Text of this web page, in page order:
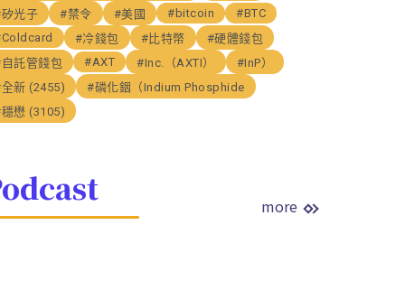
光子
#禁令 #美國 #bitcoin
#BTC
#冷錢包 #比特幣
#硬體錢包
託管錢包
#AXT #Inc.（AXTI）
#InP）
新 (2455)
#磷化銦（Indium Phosphide
懋 (3105)
more